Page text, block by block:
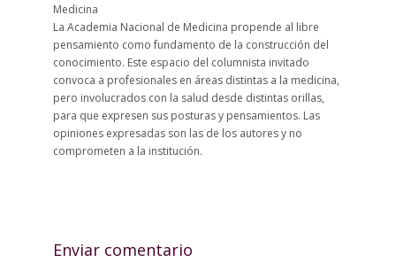
Medicina
La Academia Nacional de Medicina propende al libre
pensamiento como fundamento de la construcción del
conocimiento. Este espacio del columnista invitado
convoca a profesionales en áreas distintas a la medicina,
pero involucrados con la salud desde distintas orillas,
para que expresen sus posturas y pensamientos. Las
opiniones expresadas son las de los autores y no
comprometen a la institución.
Enviar comentario